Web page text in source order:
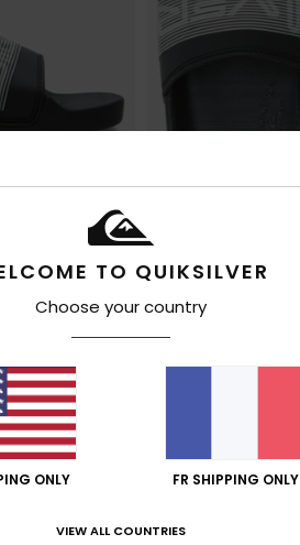
TO QUIKSILVER
Choose your country
ONLY FR SHIPPING ONLY
VIEW ALL COUNTRIES